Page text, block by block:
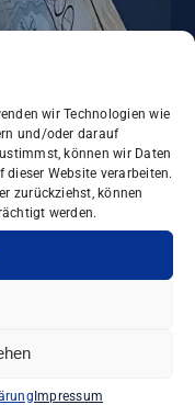
wir Technologien wie
und/oder darauf
können wir Daten
Website verarbeiten.
zurückziehst, können
werden.
Impressum